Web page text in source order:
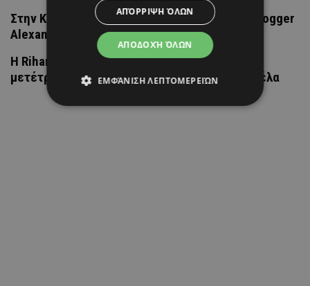
Στην Κύπρο για διακοπές η γνωστή fashion blogger
Alexandra Lapp
Η Rihanna επέστρεψε στα Μπαρμπάντος και
μετέτρεψε το Crop Over στη δική της πασαρέλα
ΑΠΟΔΟΧΉ ΌΛΩΝ
ΑΠΌΡΡΙΨΗ ΌΛΩΝ
ΕΜΦΆΝΙΣΗ ΛΕΠΤΟΜΕΡΕΙΏΝ